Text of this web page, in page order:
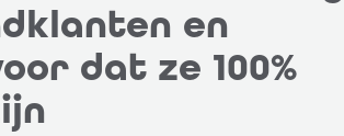
en
dat ze 100%